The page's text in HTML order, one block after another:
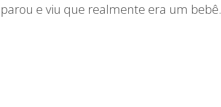
parou e viu que realmente era um bebê.